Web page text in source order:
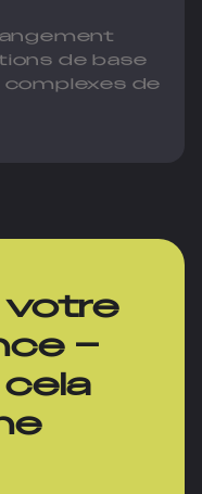
de base
de
votre
–